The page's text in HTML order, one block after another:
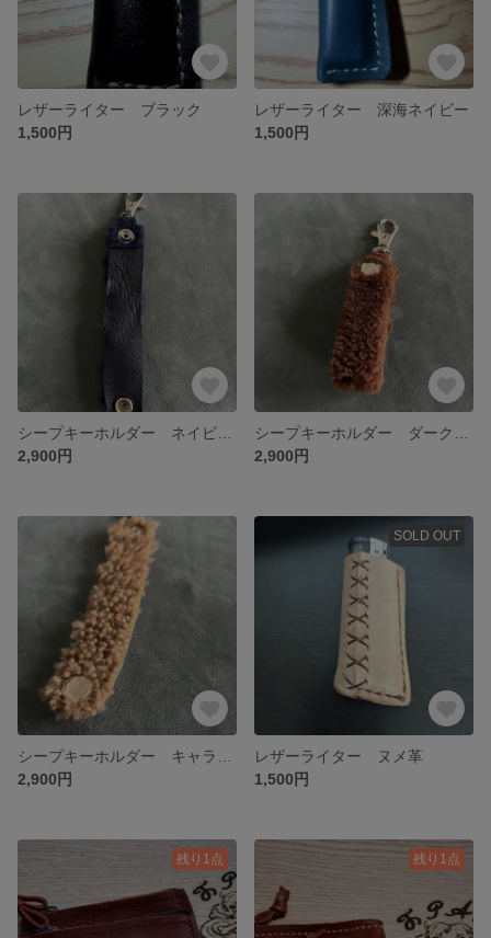
レザーライター ブラック
1,500円
レザーライター 深海ネイビー
1,500円
2,900円
2,900円
2,900円
SOLD OUT
レザーライター ヌメ革
1,500円
残り1点 残り1点